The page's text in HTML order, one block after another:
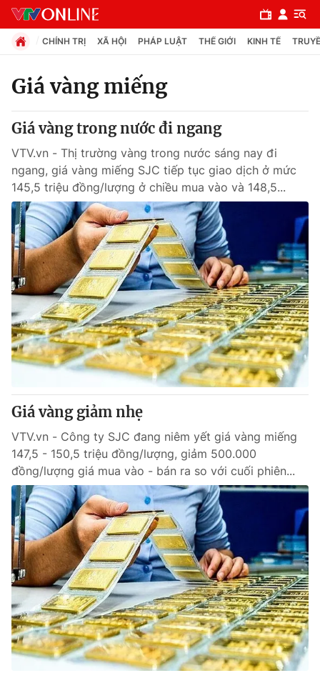
Chuyên mục
Xã hội
Pháp luật
Y tế
Thế giới
Tin tức
Thế giới đó đây
Câu chuyện quốc tế
Kinh tế
Thị trường
Góc doanh nghiệp
Dữ liệu và đời sống
Truyền hình
Phim VTV
Hậu trường
Nhân vật
Khán giả
Giải sao mai
Giải trí
Điện ảnh
Âm nhạc
Sao
Đời sống
Du lịch
Làm đẹp
Chất lượng cuộc sống
Giáo dục
Tuyển sinh
Học trực tuyến
Công nghệ
Hitech Công nghệ tương lai
Sản phẩm
Giao lưu trực tuyến
CHÍNH TRỊ XÃ HỘI PHÁP LUẬT THẾ GIỚI KINH TẾ
Giá vàng miếng
Giá vàng trong nước đi ngang
VTV.vn - Thị trường vàng trong nước sáng nay đi
ngang, giá vàng miếng SJC tiếp tục giao dịch ở mức
145,5 triệu đồng/lượng ở chiều mua vào và 148,5...
Giá vàng giảm nhẹ
VTV.vn - Công ty SJC đang niêm yết giá vàng miếng
147,5 - 150,5 triệu đồng/lượng, giảm 500.000
đồng/lượng giá mua vào - bán ra so với cuối phiên...